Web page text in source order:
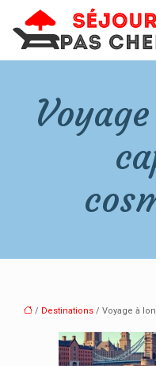
/ Destinations / Voyage à